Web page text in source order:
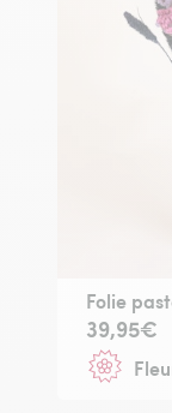
Folie
39,95€